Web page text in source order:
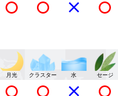
月光 クラスター 水 セージ